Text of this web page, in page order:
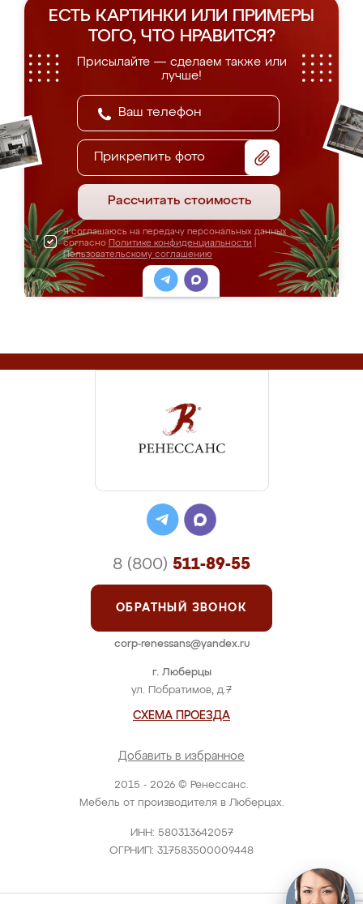
ЕСТЬ КАРТИНКИ ИЛИ ПРИМЕРЫ
ТОГО, ЧТО НРАВИТСЯ?
Присылайте — сделаем также или
лучше!
Прикрепить фото
Рассчитать стоимость
Я соглашаюсь на передачу персональных данных
согласно Политике конфиденциальности
Пользовательскому соглашению
2015 - 2026 © Ренессанс.
Мебель от производителя в Люберцах.
ИНН: 580313642057
ОГРНИП: 317583500009448
г. Люберцы
ул. Побратимов, д.7
СХЕМА ПРОЕЗДА
Добавить в избранное
8 (800) 511-89-55
ОБРАТНЫЙ ЗВОНОК
corp-renessans@yandex.ru